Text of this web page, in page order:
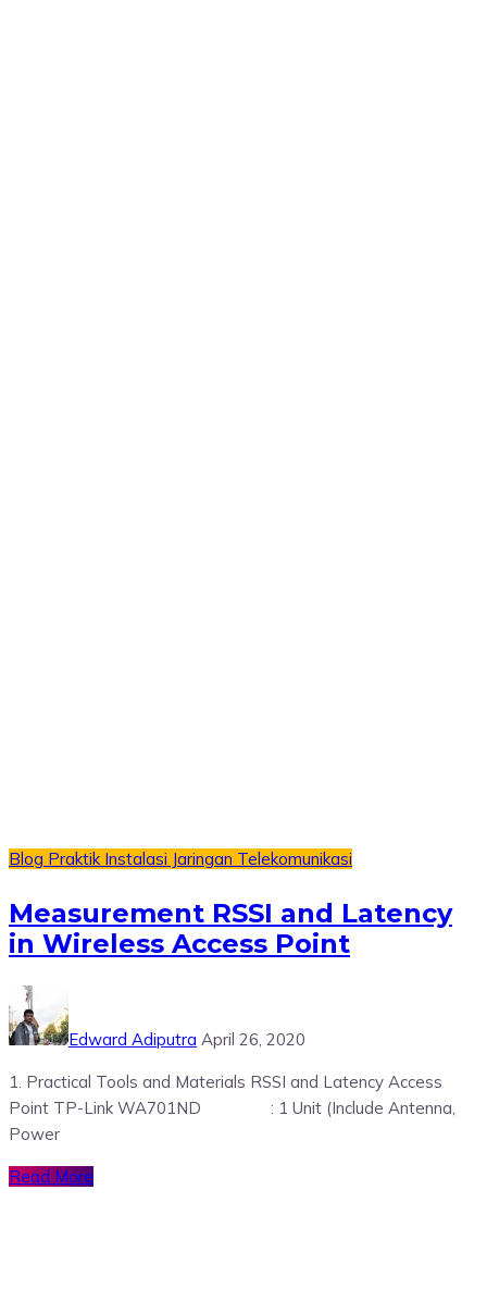
Blog Praktik Instalasi Jaringan Telekomunikasi
Measurement RSSI and Latency
in Wireless Access Point
Edward Adiputra April 26, 2020
1. Practical Tools and Materials RSSI and Latency Access
Point TP-Link WA701ND : 1 Unit (Include Antenna,
Power
Read More